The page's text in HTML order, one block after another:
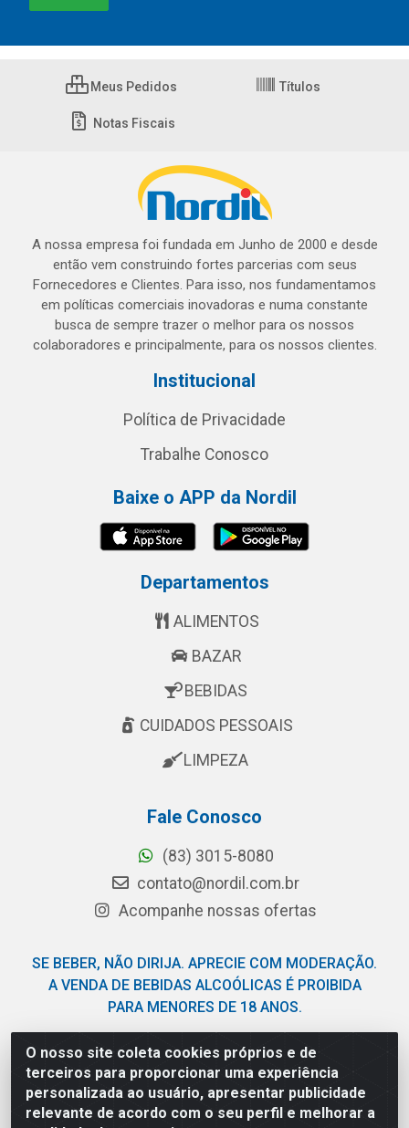
O nosso site coleta cookies próprios e de
terceiros para proporcionar uma experiência
personalizada ao usuário, apresentar publicidade
relevante de acordo com o seu perfil e melhorar a
Meus Pedidos Títulos
Notas Fiscais
A nossa empresa foi fundada em Junho de 2000 e desde
então vem construindo fortes parcerias com seus
Fornecedores e Clientes. Para isso, nos fundamentamos
em políticas comerciais inovadoras e numa constante
busca de sempre trazer o melhor para os nossos
colaboradores e principalmente, para os nossos clientes.
Institucional
Política de Privacidade
Trabalhe Conosco
Baixe o APP da Nordil
Departamentos
ALIMENTOS
BAZAR
BEBIDAS
CUIDADOS PESSOAIS
LIMPEZA
Fale Conosco
(83) 3015-8080
contato@nordil.com.br
Acompanhe nossas ofertas
SE BEBER, NÃO DIRIJA. APRECIE COM MODERAÇÃO.
A VENDA DE BEBIDAS ALCOÓLICAS É PROIBIDA
PARA MENORES DE 18 ANOS.
Nordil Distribuidora - Avenida Liberdade, 2738, Bloco F -
Sesi - Bayeux/PB - CEP 58.111-400 - CNPJ
03.775.813/0001-41